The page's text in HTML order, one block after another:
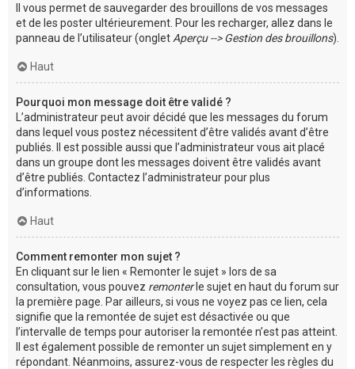
Il vous permet de sauvegarder des brouillons de vos messages
et de les poster ultérieurement. Pour les recharger, allez dans le
panneau de l’utilisateur (onglet Aperçu --> Gestion des brouillons).
Haut
Pourquoi mon message doit être validé ?
L’administrateur peut avoir décidé que les messages du forum
dans lequel vous postez nécessitent d’être validés avant d’être
publiés. Il est possible aussi que l’administrateur vous ait placé
dans un groupe dont les messages doivent être validés avant
d’être publiés. Contactez l’administrateur pour plus
d’informations.
Haut
Comment remonter mon sujet ?
En cliquant sur le lien « Remonter le sujet » lors de sa
consultation, vous pouvez remonterle sujet en haut du forum sur
la première page. Par ailleurs, si vous ne voyez pas ce lien, cela
signifie que la remontée de sujet est désactivée ou que
l’intervalle de temps pour autoriser la remontée n’est pas atteint.
Il est également possible de remonter un sujet simplement en y
répondant. Néanmoins, assurez-vous de respecter les règles du